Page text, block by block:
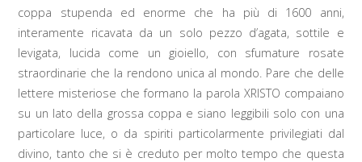
coppa stupenda ed enorme che ha più di 1600 anni,
interamente ricavata da un solo pezzo d’agata, sottile e
levigata, lucida come un gioiello, con sfumature rosate
straordinarie che la rendono unica al mondo. Pare che delle
lettere misteriose che formano la parola XRISTO compaiano
su un lato della grossa coppa e siano leggibili solo con una
particolare luce, o da spiriti particolarmente privilegiati dal
divino, tanto che si è creduto per molto tempo che questa